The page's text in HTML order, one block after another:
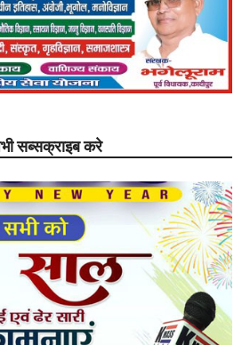
सब्सक्राइब करे